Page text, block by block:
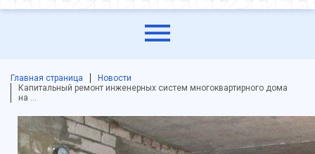
Главная страница
Новости
Капитальный ремонт инженерных систем многоквартирного дома
на …